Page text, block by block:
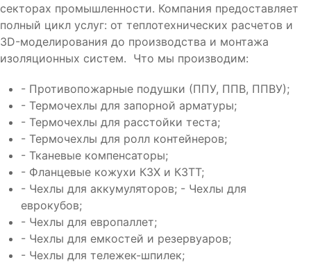
секторах промышленности. Компания предоставляет
полный цикл услуг: от теплотехнических расчетов и
3D-моделирования до производства и монтажа
изоляционных систем. Что мы производим:
- Противопожарные подушки (ППУ, ППВ, ППВУ);
- Термочехлы для запорной арматуры;
- Термочехлы для расстойки теста;
- Термочехлы для ролл контейнеров;
- Тканевые компенсаторы;
- Фланцевые кожухи КЗХ и КЗТТ;
- Чехлы для аккумуляторов; - Чехлы для
еврокубов;
- Чехлы для европаллет;
- Чехлы для емкостей и резервуаров;
- Чехлы для тележек-шпилек;